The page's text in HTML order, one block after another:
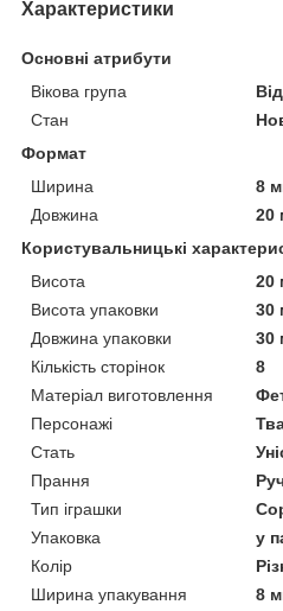
Характеристики
Основні атрибути
Вікова група
Стан
Формат
Ширина
8
Довжина
20
Користувальницькі
Висота
20
Висота упаковки
30
Довжина упаковки
30
Кількість сторінок
8
Матеріал виготовлення
Персонажі
Стать
Прання
Тип іграшки
Упаковка
у
Колір
Ширина упакування
8